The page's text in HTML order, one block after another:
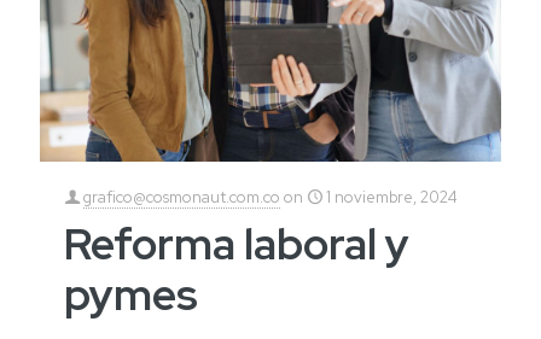
grafico@cosmonaut.com.co on 1 noviembre, 2024
Reforma laboral y
pymes